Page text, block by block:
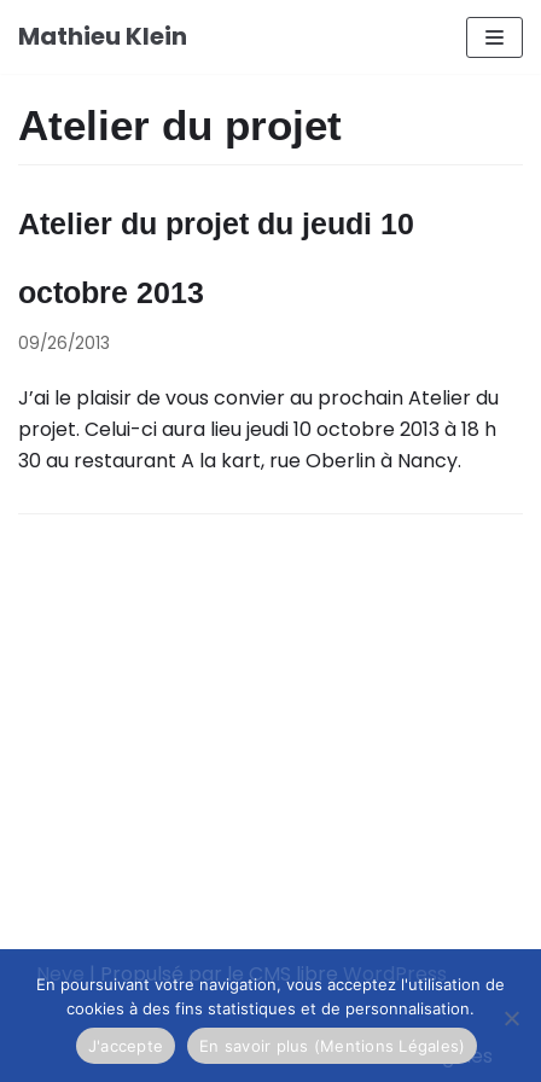
Aller
Mathieu Klein
Atelier du projet
Atelier du projet du jeudi 10
octobre 2013
09/26/2013
J’ai le plaisir de vous convier au prochain Atelier du
projet. Celui-ci aura lieu jeudi 10 octobre 2013 à 18 h
30 au restaurant A la kart, rue Oberlin à Nancy.
Neve | Propulsé par le CMS libre WordPress
Mentions légales
En poursuivant votre navigation, vous acceptez l'utilisation de
cookies à des fins statistiques et de personnalisation.
J'accepte
En savoir plus (Mentions Légales)